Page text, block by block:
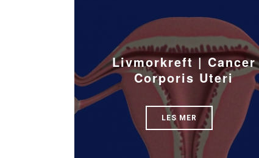
Livmorkreft | Cancer
Corporis Uteri
LES MER